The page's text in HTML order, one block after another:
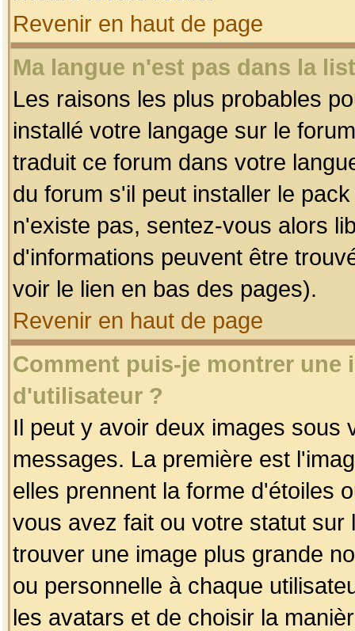
Revenir en haut de page
Ma langue n'est pas dans la
Les raisons les plus probables
installé votre langage sur le
traduit ce forum dans votre
du forum s'il peut installer le
n'existe pas, sentez-vous alors
d'informations peuvent être
voir le lien en bas des pages).
Revenir en haut de page
Comment puis-je montrer une
d'utilisateur ?
Il peut y avoir deux images sous
messages. La première est
elles prennent la forme d'étoiles
vous avez fait ou votre statut
trouver une image plus grande
ou personnelle à chaque
les avatars et de choisir la